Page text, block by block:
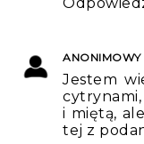
ANONIMOWY
Jestem
i miętą,
tej z